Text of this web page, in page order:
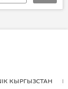
КЫРГЫЗСТАН